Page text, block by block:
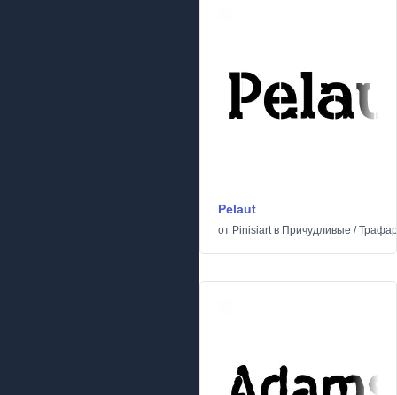
Pelaut
от Pinisiartв Причудливые /